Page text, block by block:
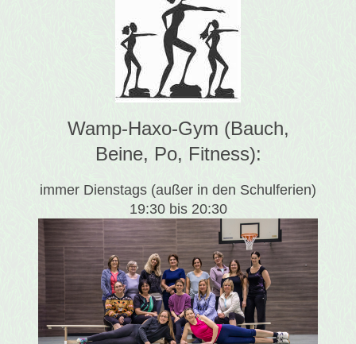
Wamp-Haxo-Gym (Bauch,
Beine, Po, Fitness):
immer Dienstags (außer in den Schulferien)
19:30 bis 20:30